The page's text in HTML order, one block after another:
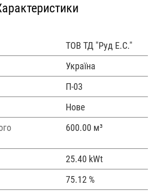
ТОВ ТД "Руд Е.С."
Україна
П-03
Нове
600.00 м³
25.40 kWt
75.12 %